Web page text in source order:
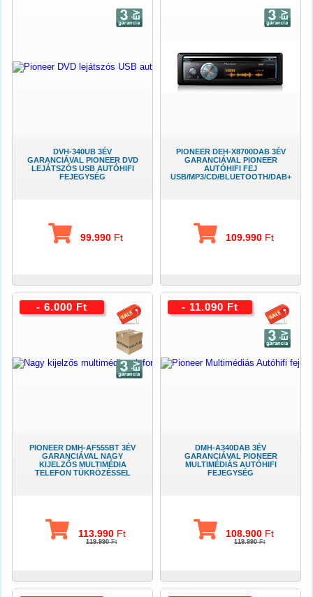
DVH-340UB 3ÉV
GARANCIÁVAL PIONEER DVD
LEJÁTSZÓS USB AUTÓHIFI
FEJEGYSÉG
99.990 Ft
PIONEER DEH-X8700DAB 3ÉV
GARANCIÁVAL PIONEER
AUTÓHIFI FEJ
USB/MP3/CD/BLUETOOTH/DAB+
109.990 Ft
PIONEER DMH-AF555BT 3ÉV
GARANCIÁVAL NAGY
KIJELZŐS MULTIMÉDIA
TELEFON TÜKRÖZÉSSEL
113.990Ft
119.990Ft
- 6.000 Ft
DMH-A340DAB 3ÉV
GARANCIÁVAL PIONEER
MULTIMÉDIÁS AUTÓHIFI
FEJEGYSÉG
108.900 Ft
119.990Ft
- 11.090 Ft